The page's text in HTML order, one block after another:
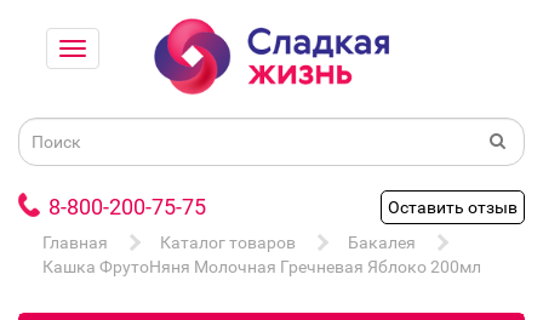
8-800-200-75-75
Оставить отзыв
Главная
Каталог товаров
Бакалея
Кашка ФрутоНяня Молочная Гречневая Яблоко 200мл